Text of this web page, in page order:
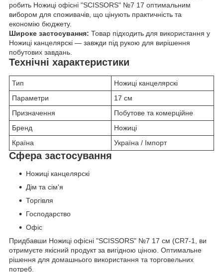
робить Ножиці офісні "SCISSORS" №7 17 оптимальним
вибором для споживачів, що цінують практичність та
економію бюджету.
Широке застосування: Товар підходить для використання у
Ножиці канцелярскі — завжди під рукою для вирішення
побутових завдань.
Технічні характеристики
Тип
Ножиці канцелярскі
Параметри
17 см
Призначення
Побутове та комерційне
Бренд
Ножиці
Країна
Україна / Імпорт
Сфера застосування
Ножиці канцелярскі
Дім та сім'я
Торгівля
Господарство
Офіс
Придбавши Ножиці офісні "SCISSORS" №7 17 см (CR7-1, ви
отримуєте якісний продукт за вигідною ціною. Оптимальне
рішення для домашнього використання та торговельних
потреб.